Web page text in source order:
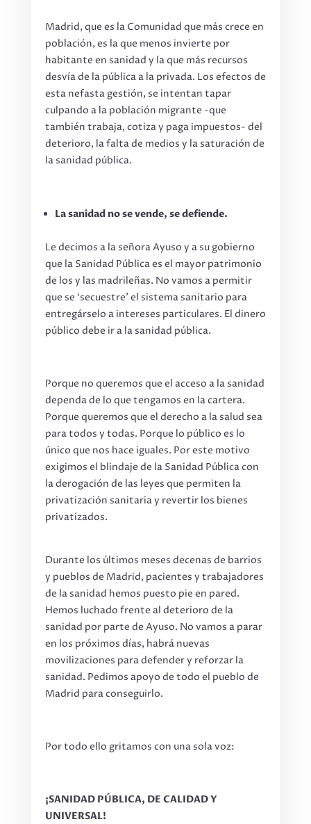
Madrid, que es la Comunidad que más crece en
población, es la que menos invierte por
habitante en sanidad y la que más recursos
desvía de la pública a la privada. Los efectos de
esta nefasta gestión, se intentan tapar
culpando a la población migrante -que
también trabaja, cotiza y paga impuestos- del
deterioro, la falta de medios y la saturación de
la sanidad pública.
La sanidad no se vende, se defiende.
Le decimos a la señora Ayuso y a su gobierno
que la Sanidad Pública es el mayor patrimonio
de los y las madrileñas. No vamos a permitir
que se ‘secuestre’ el sistema sanitario para
entregárselo a intereses particulares. El dinero
público debe ir a la sanidad pública.
Porque no queremos que el acceso a la sanidad
dependa de lo que tengamos en la cartera.
Porque queremos que el derecho a la salud sea
para todos y todas. Porque lo público es lo
único que nos hace iguales. Por este motivo
exigimos el blindaje de la Sanidad Pública con
la derogación de las leyes que permiten la
privatización sanitaria y revertir los bienes
privatizados.
Durante los últimos meses decenas de barrios
y pueblos de Madrid, pacientes y trabajadores
de la sanidad hemos puesto pie en pared.
Hemos luchado frente al deterioro de la
sanidad por parte de Ayuso. No vamos a parar
en los próximos días, habrá nuevas
movilizaciones para defender y reforzar la
sanidad. Pedimos apoyo de todo el pueblo de
Madrid para conseguirlo.
Por todo ello gritamos con una sola voz:
¡SANIDAD PÚBLICA, DE CALIDAD Y
UNIVERSAL!